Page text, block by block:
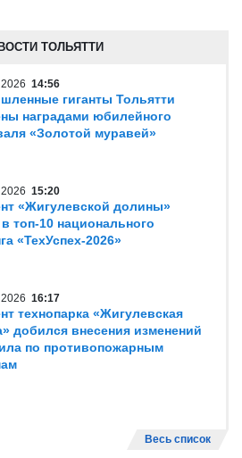
ТОЛЬЯТТИ
14:56
гиганты Тольятти
наградами юбилейного
«Золотой муравей»
15:20
«Жигулевской долины»
топ-10 национального
«ТехУспех-2026»
16:17
технопарка «Жигулевская
добился внесения изменений
по противопожарным
Весь список